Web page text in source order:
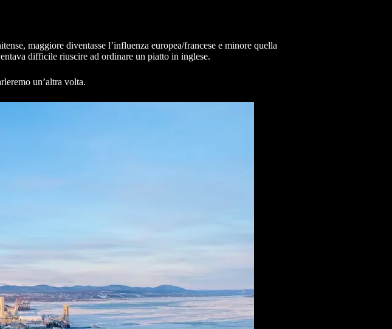
maggiore diventasse l’influenza europea/francese e minore quella
difficile riuscire ad ordinare un piatto in inglese.
un’altra volta.